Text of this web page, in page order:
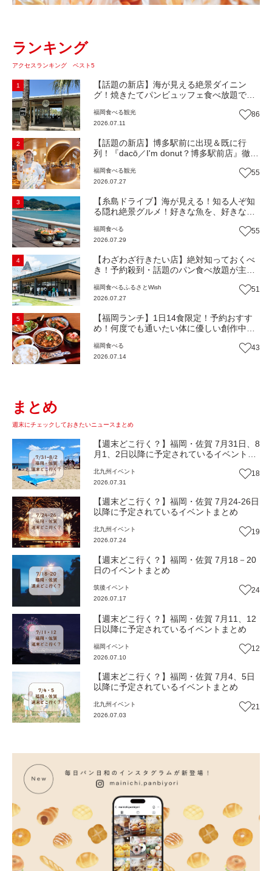
ランキング
アクセスランキング ベスト5
1
【話題の新店】海が見える絶景ダイニン
グ！焼きたてパンビュッフェ食べ放題で大
Beach Cafe』（福岡・糸島市）【まち歩
き】
福岡食べる観光
2026.07.11
86
2
【話題の新店】博多駅前に出現＆既に行
列！『dacō／I'm donut？博多駅前店』徹底
しみ方＆イチオシメニューも紹介！（福岡
市博多区）【まち歩き】
福岡食べる観光
2026.07.27
55
3
【糸島ドライブ】海が見える！知る人ぞ知
る隠れ絶景グルメ！好きな魚を、好きなだ
堂』（福岡市西区）【まち歩き】
福岡食べる
2026.07.29
55
4
【わざわざ行きたい店】絶対知っておくべ
き！予約殺到・話題のパン食べ放題が主
『bound garden』（福岡・新宮町）【まち
歩き】
福岡食べる ふるさとWish
2026.07.27
51
5
【福岡ランチ】1日14食限定！予約おすす
め！何度でも通いたい体に優しい創作中華
【まち歩き】
福岡食べる
2026.07.14
43
まとめ
週末にチェックしておきたいニュースまとめ
【週末どこ行く？】福岡・佐賀 7月31日、8
月1、2日以降に予定されているイベントま
北九州 イベント
2026.07.31
18
【週末どこ行く？】福岡・佐賀 7月24-26日
以降に予定されているイベントまとめ
北九州 イベント
2026.07.24
19
【週末どこ行く？】福岡・佐賀 7月18－20
日のイベントまとめ
筑後イベント
2026.07.17
24
【週末どこ行く？】福岡・佐賀 7月11、12
日以降に予定されているイベントまとめ
福岡 イベント
2026.07.10
12
【週末どこ行く？】福岡・佐賀 7月4、5日
以降に予定されているイベントまとめ
北九州 イベント
2026.07.03
21